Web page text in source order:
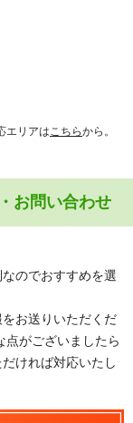
エリアはこちらから。
お問い合わせ
のでおすすめを選
お送りいただくだ
点がございましたら
ければ対応いたし